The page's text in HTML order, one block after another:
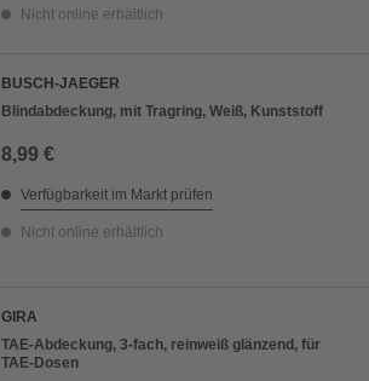
Nicht online erhältlich
BUSCH-JAEGER
Blindabdeckung, mit Tragring, Weiß, Kunststoff
8,99 €
Verfügbarkeit im Markt prüfen
Nicht online erhältlich
GIRA
TAE-Abdeckung, 3-fach, reinweiß glänzend, für
TAE-Dosen